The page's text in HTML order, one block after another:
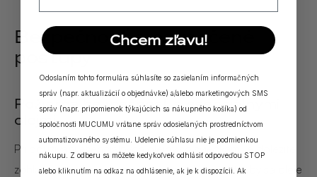
Bezpečnosť a osvedčené
postupy
Požiarna bezpečnosť s esenciálnymi
olejmi
Pri používaní esenciálnych olejov so sviečkami je dôležité
zohľadniť požiarnu bezpečnosť a zabezpečiť, aby sa oleje
Chcem zľavu!
Odoslaním tohto formulára súhlasíte so zasielaním informačných
správ (napr. aktualizácií o objednávke) a/alebo marketingových SMS
správ (napr. pripomienok týkajúcich sa nákupného košíka) od
spoločnosti MUCUMU vrátane správ odosielaných prostredníctvom
automatizovaného systému. Udelenie súhlasu nie je podmienkou
nákupu. Z odberu sa môžete kedykoľvek odhlásiť odpoveďou STOP
alebo kliknutím na odkaz na odhlásenie, ak je k dispozícii. Ak